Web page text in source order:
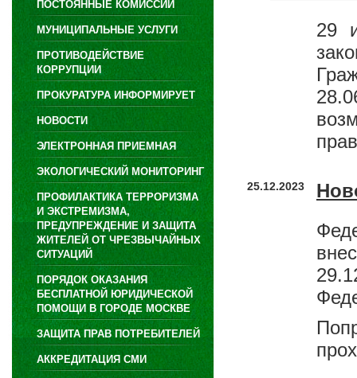
ПОСТОЯННЫЕ КОМИССИИ
МУНИЦИПАЛЬНЫЕ УСЛУГИ
ПРОТИВОДЕЙСТВИЕ
КОРРУПЦИИ
ПРОКУРАТУРА ИНФОРМИРУЕТ
НОВОСТИ
ЭЛЕКТРОННАЯ ПРИЕМНАЯ
ЭКОЛОГИЧЕСКИЙ МОНИТОРИНГ
ПРОФИЛАКТИКА ТЕРРОРИЗМА
И ЭКСТРЕМИЗМА,
ПРЕДУПРЕЖДЕНИЕ И ЗАЩИТА
ЖИТЕЛЕЙ ОТ ЧРЕЗВЫЧАЙНЫХ
СИТУАЦИЙ
ПОРЯДОК ОКАЗАНИЯ
БЕСПЛАТНОЙ ЮРИДИЧЕСКОЙ
ПОМОЩИ В ГОРОДЕ МОСКВЕ
ЗАЩИТА ПРАВ ПОТРЕБИТЕЛЕЙ
АККРЕДИТАЦИЯ СМИ
29
25.12.2023